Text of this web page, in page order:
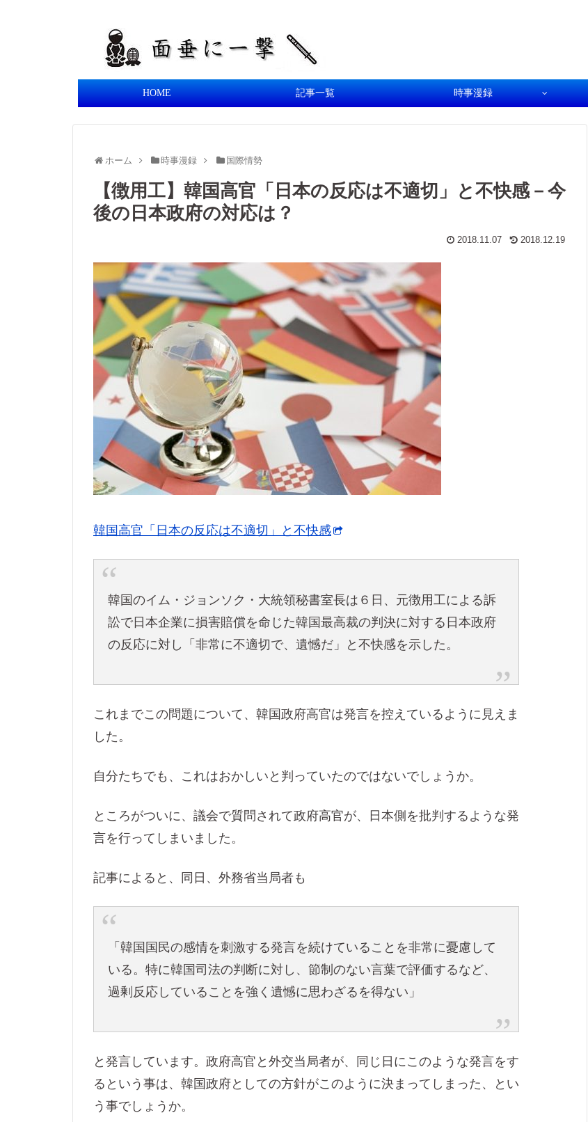
HOME 記事一覧 時事漫録
ホーム 時事漫録 国際情勢
【徴用工】韓国高官「日本の反応は不適切」と不快感－今
後の日本政府の対応は？
2018.12.19
2018.11.07
韓国高官「日本の反応は不適切」と不快感
韓国のイム・ジョンソク・大統領秘書室長は６日、元徴用工による訴
訟で日本企業に損害賠償を命じた韓国最高裁の判決に対する日本政府
の反応に対し「非常に不適切で、遺憾だ」と不快感を示した。
これまでこの問題について、韓国政府高官は発言を控えているように見えま
した。
自分たちでも、これはおかしいと判っていたのではないでしょうか。
ところがついに、議会で質問されて政府高官が、日本側を批判するような発
言を行ってしまいました。
記事によると、同日、外務省当局者も
「韓国国民の感情を刺激する発言を続けていることを非常に憂慮して
いる。特に韓国司法の判断に対し、節制のない言葉で評価するなど、
過剰反応していることを強く遺憾に思わざるを得ない」
と発言しています。政府高官と外交当局者が、同じ日にこのような発言をす
るという事は、韓国政府としての方針がこのように決まってしまった、とい
う事でしょうか。